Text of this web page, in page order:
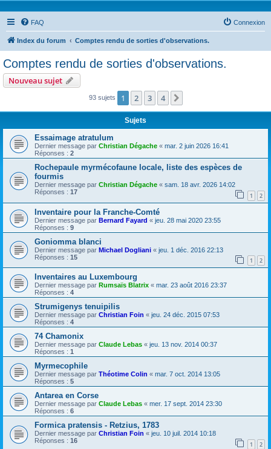
FAQ Connexion
Index du forum Comptes rendu de sorties d'observations.
Comptes rendu de sorties d'observations.
Nouveau sujet
93 sujets 1 2 3 4
Sujets
Essaimage atratulum
Dernier message par Christian Dégache « mar. 2 juin 2026 16:41
Réponses : 2
Rochepaule myrmécofaune locale, liste des espèces de
fourmis
Dernier message par Christian Dégache « sam. 18 avr. 2026 14:02
Réponses : 17 1 2
Inventaire pour la Franche-Comté
Dernier message par Bernard Fayard « jeu. 28 mai 2020 23:55
Réponses : 9
Goniomma blanci
Dernier message par Michael Dogliani « jeu. 1 déc. 2016 22:13
Réponses : 15 1 2
Inventaires au Luxembourg
Dernier message par Rumsaïs Blatrix « mar. 23 août 2016 23:37
Réponses : 4
Strumigenys tenuipilis
Dernier message par Christian Foin « jeu. 24 déc. 2015 07:53
Réponses : 4
74 Chamonix
Dernier message par Claude Lebas « jeu. 13 nov. 2014 00:37
Réponses : 1
Myrmecophile
Dernier message par Théotime Colin « mar. 7 oct. 2014 13:05
Réponses : 5
Antarea en Corse
Dernier message par Claude Lebas « mer. 17 sept. 2014 23:30
Réponses : 6
Formica pratensis - Retzius, 1783
Dernier message par Christian Foin « jeu. 10 juil. 2014 10:18
Réponses : 16 1 2